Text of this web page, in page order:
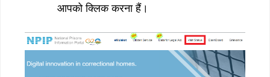
आपको क्लिक करना हैं।